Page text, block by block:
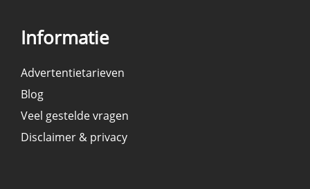
Informatie
Advertentietarieven
Blog
Veel gestelde vragen
Disclaimer & privacy